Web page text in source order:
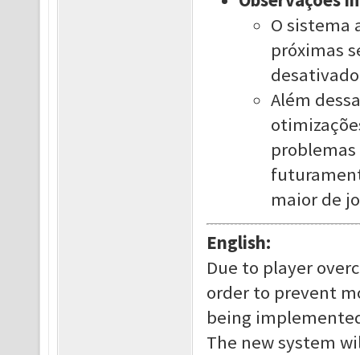
O sistema
próximas
Além
maior de
English:
Due to player
order to prevent
being
The new system